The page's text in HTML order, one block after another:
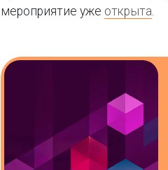
мероприятие уже открыта.